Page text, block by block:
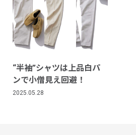
“半袖”シャツは上品白パ
ンで小僧見え回避！
2025.05.28